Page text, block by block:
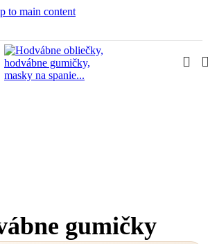
to main content
gumičky